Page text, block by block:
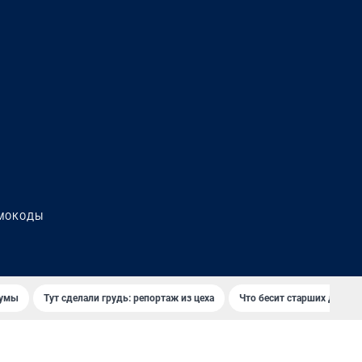
Тут сделали грудь: репортаж из цеха Что бесит старших детей